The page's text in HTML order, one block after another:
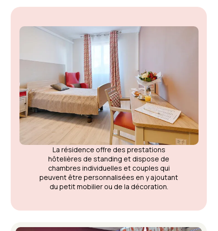
La résidence offre des prestations
hôtelières de standing et dispose de
chambres individuelles et couples qui
peuvent être personnalisées en y ajoutant
du petit mobilier ou de la décoration.